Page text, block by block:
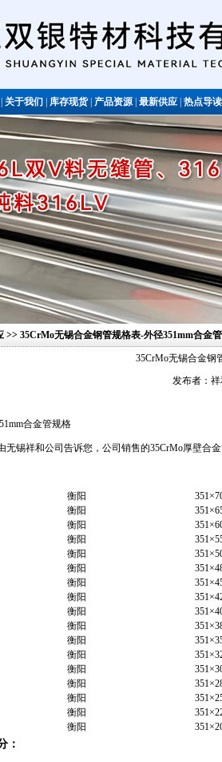
关于我们库存现货|产品资源|最新供应|热点导
>> 35CrMo无锡合金钢管规格表-外径351mm合金
35CrMo无锡合金钢
发布者：祥
合金管规格
无锡祥和公司告诉您，公司销售的35CrMo厚壁合
衡阳
衡阳
衡阳
衡阳
衡阳
衡阳
衡阳
衡阳
衡阳
衡阳
衡阳
衡阳
衡阳
衡阳
衡阳
衡阳
衡阳
：